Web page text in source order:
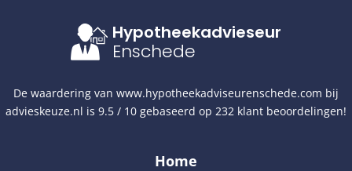
Hypotheekadvieseur
Enschede
De waardering van www.hypotheekadviseurenschede.com bij
advieskeuze.nl is 9.5 / 10 gebaseerd op 232 klant beoordelingen!
Home